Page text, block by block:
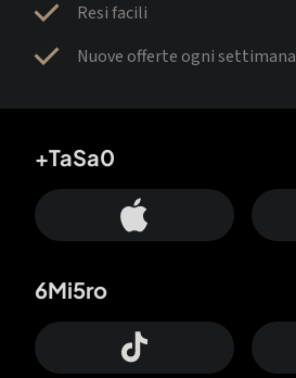
Resi facili
Nuove offerte ogni settimana
+TaSa0
6Mi5ro